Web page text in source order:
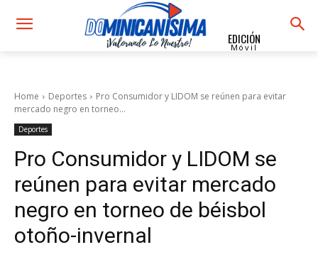
EDICIÓN
Móvil
Home Deportes
Pro Consumidor y LIDOM se reúnen para evitar
mercado negro en torneo...
Deportes
Pro Consumidor y LIDOM se
reúnen para evitar mercado
negro en torneo de béisbol
otoño-invernal